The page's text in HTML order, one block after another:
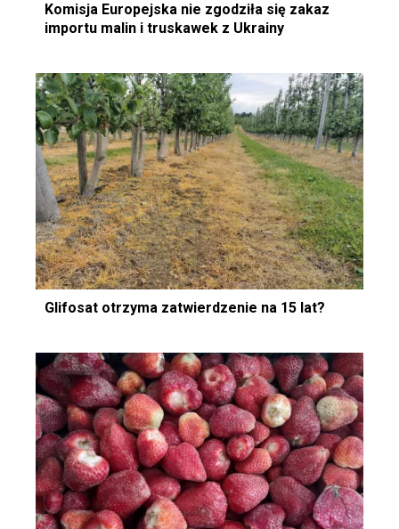
Komisja Europejska nie zgodziła się zakaz
importu malin i truskawek z Ukrainy
Glifosat otrzyma zatwierdzenie na 15 lat?